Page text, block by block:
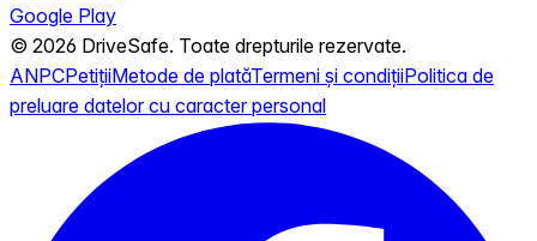
Google Play
© 2026 DriveSafe. Toate drepturile rezervate.
ANPCPetițiiMetode de platăTermeni și condițiiPolitica de
preluare datelor cu caracter personal